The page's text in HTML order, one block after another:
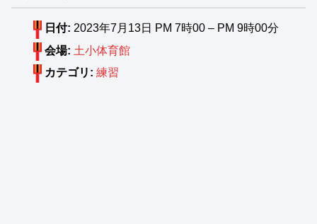
日付: 2023年7月13日 PM 7時00 – PM 9時00分
会場: 土小体育館
カテゴリ: 練習